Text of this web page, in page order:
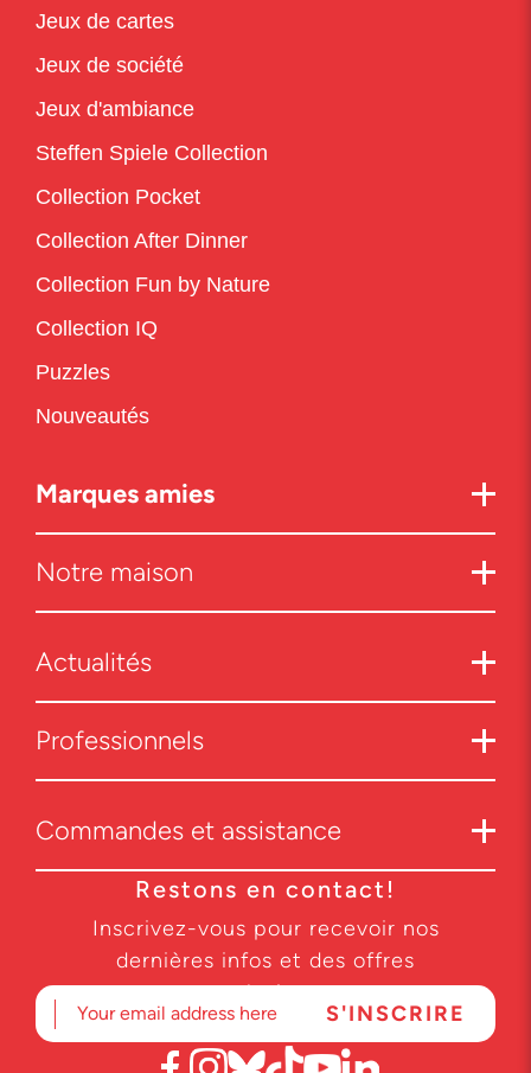
Jeux de cartes
Jeux de société
Jeux d'ambiance
Steffen Spiele Collection
Collection Pocket
Collection After Dinner
Collection Fun by Nature
Collection IQ
Puzzles
Nouveautés
Marques amies
Notre maison
Actualités
Professionnels
Commandes et assistance
Restons en contact!
Inscrivez-vous pour recevoir nos
dernières infos et des offres
exclusives.